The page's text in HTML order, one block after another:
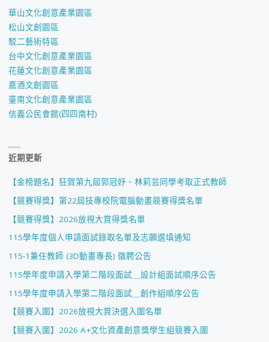
華山文化創意產業園區
松山文創園區
駁二藝術特區
台中文化創意產業園區
花蓮文化創意產業園區
嘉酒文創園區
臺南文化創意產業園區
信義公民會館(四四南村)
近期更新
【金榜題名】狂賀第九屆郭冠妤、林莉芸同學考取正式教師
【競賽得獎】第22屆技專校院電腦動畫競賽得獎名單
【競賽得獎】2026放視大賞得獎名單
115學年度個人申請面試錄取名單及志願選填通知
115-1兼任教師 (3D動畫專長) 徵聘公告
115學年度申請入學第二階段面試＿設計組面試順序公告
115學年度申請入學第二階段面試＿創作組順序公告
【競賽入圍】2026放視大賞決選入圍名單
【競賽入圍】2026 A+文化資產創意獎學生組競賽入圍